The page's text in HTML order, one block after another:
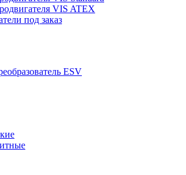
VIS ATEX
под заказ
ESV